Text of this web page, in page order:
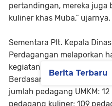
pertandingan, mereka juga
kuliner khas Muba,” ujarnya.
Sementara Plt. Kepala
Perdagangan melaporkan
kegiatan ekonomi
Berdasarkan data yang
jumlah pedagang UMKM:
pedagang kuliner: 109
Berita Terbaru